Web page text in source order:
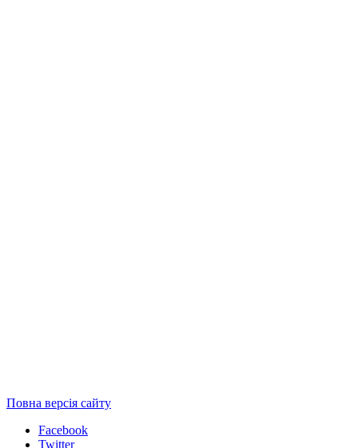
Повна версія сайту
Facebook
Twitter